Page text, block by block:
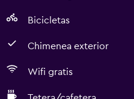
Bicicletas
Chimenea exterior
Wifi gratis